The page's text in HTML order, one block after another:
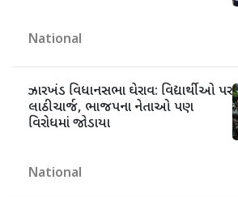
National
ઝારખંડ વિધાનસભા ઘેરાવ: વિદ્યાર્થીઓ પર
લાઠીચાર્જ, ભાજપના નેતાઓ પણ
વિરોધમાં જોડાયા
National